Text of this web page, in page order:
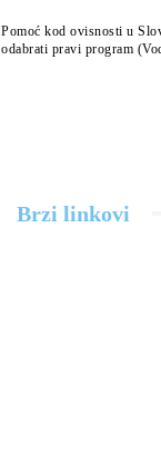
Pomoć kod ovisnosti u
odabrati pravi program
Brzi linkovi